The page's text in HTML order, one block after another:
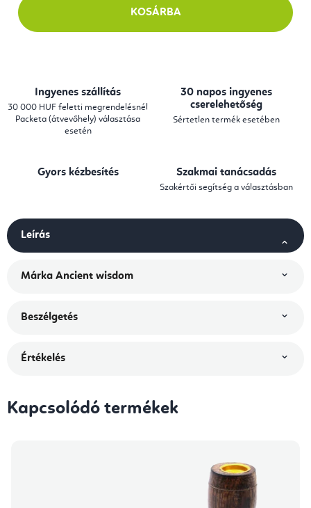
KOSÁRBA
Ingyenes szállítás
30 000 HUF feletti megrendelésnél
Packeta (átvevőhely) választása
esetén
30 napos ingyenes
cserelehetőség
Sértetlen termék esetében
Gyors kézbesítés Szakmai tanácsadás
Szakértői segítség a választásban
Leírás
Márka Ancient wisdom
Beszélgetés
Értékelés
Kapcsolódó termékek